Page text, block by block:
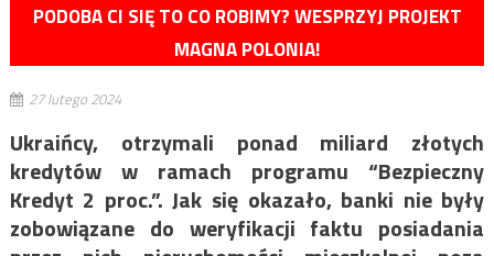
PODOBA CI SIĘ TO CO ROBIMY? WESPRZYJ PROJEKT
MAGNA POLONIA!
27 lutego 2024
Ukraińcy, otrzymali ponad miliard złotych
kredytów w ramach programu “Bezpieczny
Kredyt 2 proc.”. Jak się okazało, banki nie były
zobowiązane do weryfikacji faktu posiadania